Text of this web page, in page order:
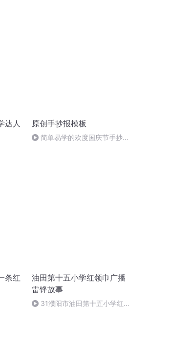
达人
原创手抄报模板
简单易学的欢度国庆节手抄报
条红
油田第十五小学红领巾广播
雷锋故事
31濮阳市油田第十五小学红